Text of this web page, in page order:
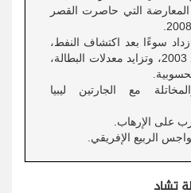
التي حاصرت القصر
سوءًا بعد اكتشاف النفط،
والبدء في تصديره منذ 2003، وتزايد معدلات البطالة،
مع الجارتين ليبيا
على الإرهاب.
الربيع الإفريقي.
تشاد